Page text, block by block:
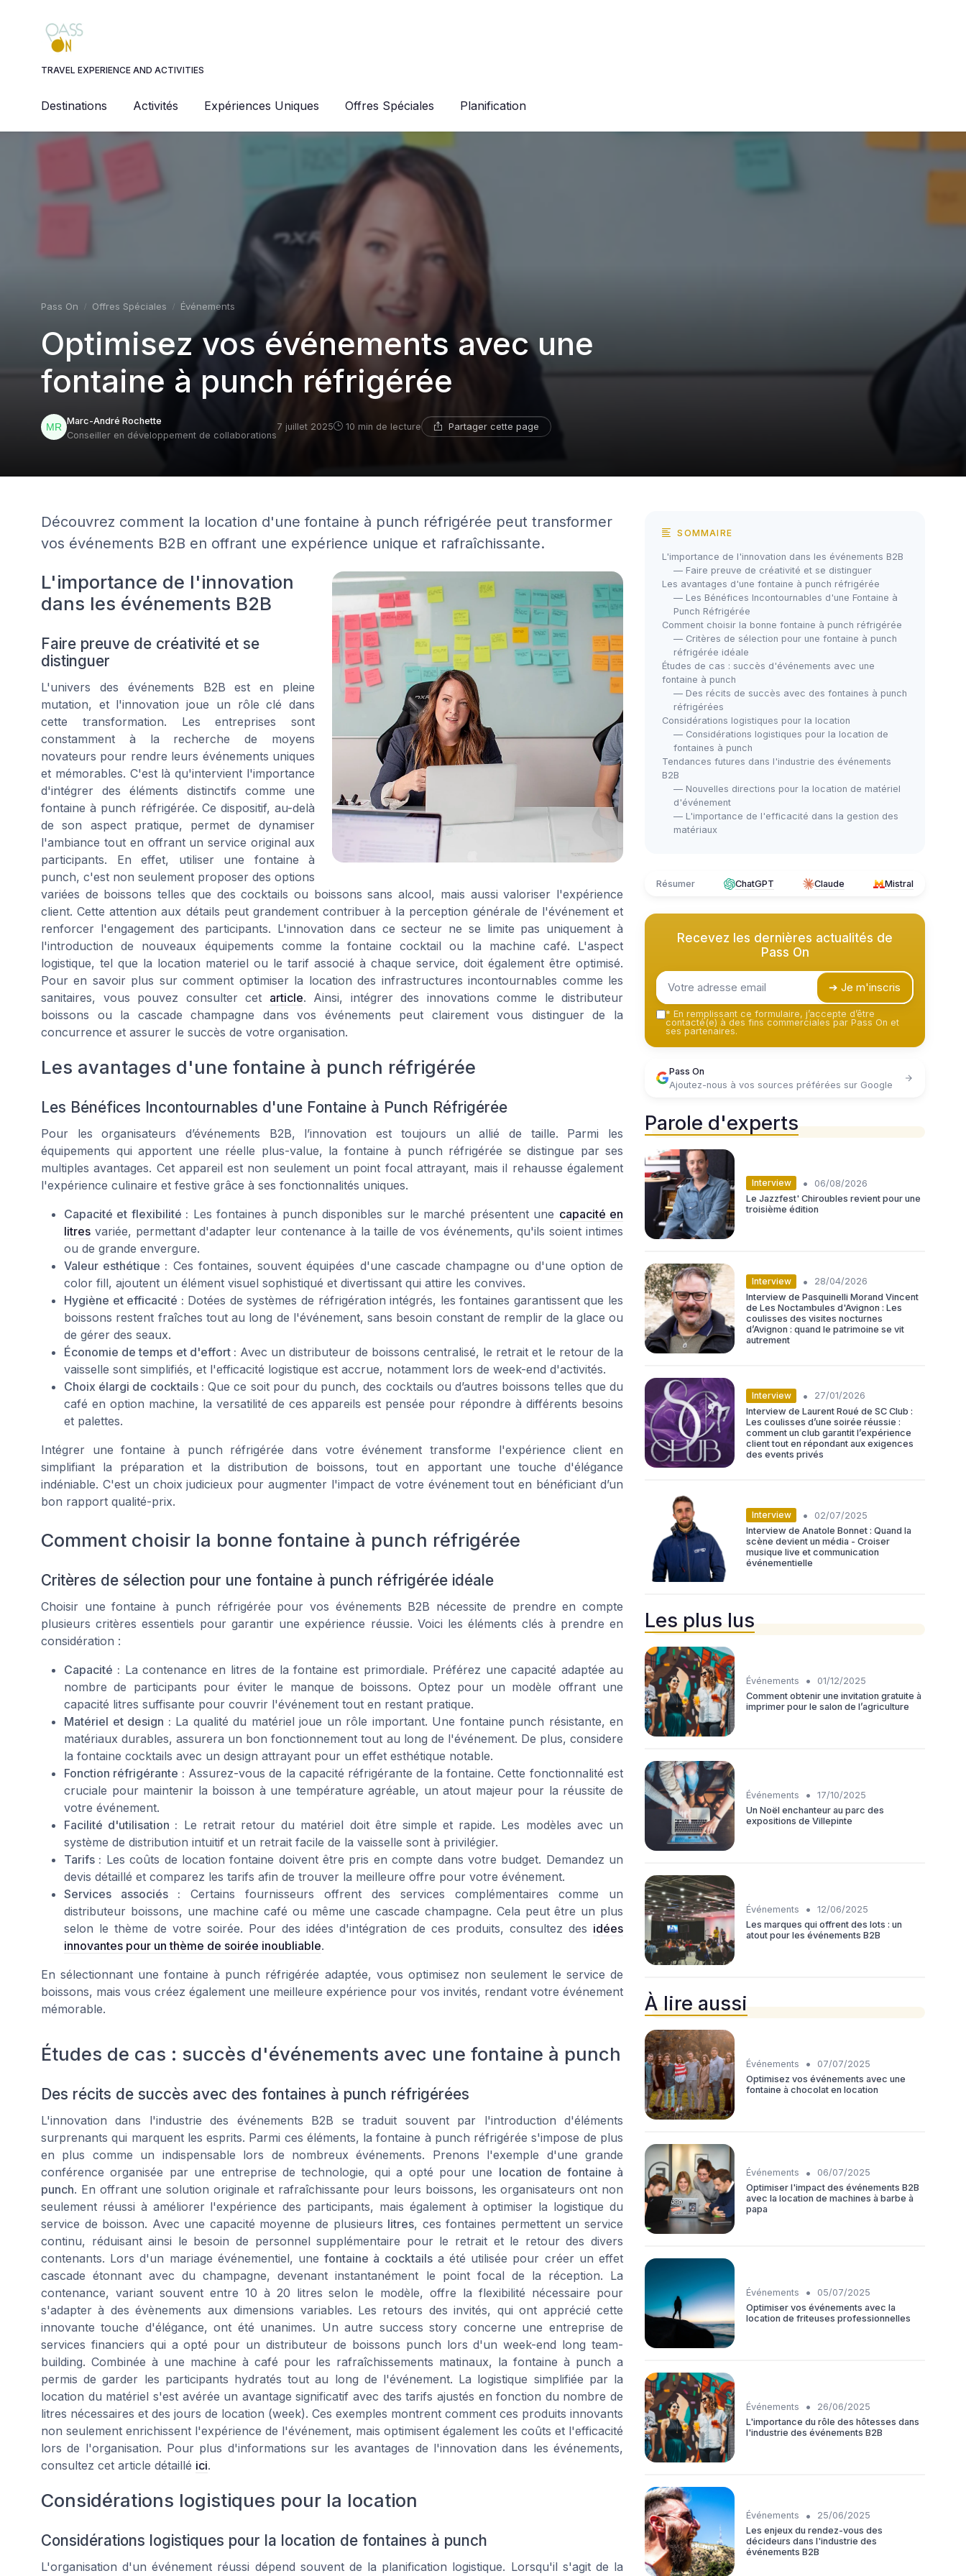
TRAVEL EXPERIENCE AND ACTIVITIES
Destinations Activités Expériences Uniques Offres Spéciales Planification
Pass On Offres Spéciales Événements
Optimisez vos événements avec une
fontaine à punch réfrigérée
Marc-André Rochette
Conseiller en développement de collaborations
7 juillet 2025 10 min de lecture Partager cette page
Découvrez comment la location d'une fontaine à punch réfrigérée peut transformer
vos événements B2B en offrant une expérience unique et rafraîchissante.
L'importance de l'innovation
dans les événements B2B
Faire preuve de créativité et se
distinguer
L'univers des événements B2B est en pleine
mutation, et l'innovation joue un rôle clé dans
cette transformation. Les entreprises sont
constamment à la recherche de moyens
novateurs pour rendre leurs événements uniques
et mémorables. C'est là qu'intervient l'importance
d'intégrer des éléments distinctifs comme une
fontaine à punch réfrigérée. Ce dispositif, au-delà
de son aspect pratique, permet de dynamiser
l'ambiance tout en offrant un service original aux
participants. En effet, utiliser une fontaine à
punch, c'est non seulement proposer des options
variées de boissons telles que des cocktails ou boissons sans alcool, mais aussi valoriser l'expérience
client. Cette attention aux détails peut grandement contribuer à la perception générale de l'événement et
renforcer l'engagement des participants. L'innovation dans ce secteur ne se limite pas uniquement à
l'introduction de nouveaux équipements comme la fontaine cocktail ou la machine café. L'aspect
logistique, tel que la location materiel ou le tarif associé à chaque service, doit également être optimisé.
Pour en savoir plus sur comment optimiser la location des infrastructures incontournables comme les
sanitaires, vous pouvez consulter cet article. Ainsi, intégrer des innovations comme le distributeur
boissons ou la cascade champagne dans vos événements peut clairement vous distinguer de la
concurrence et assurer le succès de votre organisation.
Les avantages d'une fontaine à punch réfrigérée
Les Bénéfices Incontournables d'une Fontaine à Punch Réfrigérée
Pour les organisateurs d’événements B2B, l’innovation est toujours un allié de taille. Parmi les
équipements qui apportent une réelle plus-value, la fontaine à punch réfrigérée se distingue par ses
multiples avantages. Cet appareil est non seulement un point focal attrayant, mais il rehausse également
l'expérience culinaire et festive grâce à ses fonctionnalités uniques.
Capacité et flexibilité : Les fontaines à punch disponibles sur le marché présentent une capacité en
litres variée, permettant d'adapter leur contenance à la taille de vos événements, qu'ils soient intimes
ou de grande envergure.
Valeur esthétique : Ces fontaines, souvent équipées d'une cascade champagne ou d'une option de
color fill, ajoutent un élément visuel sophistiqué et divertissant qui attire les convives.
Hygiène et efficacité : Dotées de systèmes de réfrigération intégrés, les fontaines garantissent que les
boissons restent fraîches tout au long de l'événement, sans besoin constant de remplir de la glace ou
de gérer des seaux.
Économie de temps et d'effort : Avec un distributeur de boissons centralisé, le retrait et le retour de la
vaisselle sont simplifiés, et l'efficacité logistique est accrue, notamment lors de week-end d'activités.
Choix élargi de cocktails : Que ce soit pour du punch, des cocktails ou d’autres boissons telles que du
café en option machine, la versatilité de ces appareils est pensée pour répondre à différents besoins
et palettes.
Intégrer une fontaine à punch réfrigérée dans votre événement transforme l'expérience client en
simplifiant la préparation et la distribution de boissons, tout en apportant une touche d'élégance
indéniable. C'est un choix judicieux pour augmenter l'impact de votre événement tout en bénéficiant d’un
bon rapport qualité-prix.
Comment choisir la bonne fontaine à punch réfrigérée
Critères de sélection pour une fontaine à punch réfrigérée idéale
Choisir une fontaine à punch réfrigérée pour vos événements B2B nécessite de prendre en compte
plusieurs critères essentiels pour garantir une expérience réussie. Voici les éléments clés à prendre en
considération :
Capacité : La contenance en litres de la fontaine est primordiale. Préférez une capacité adaptée au
nombre de participants pour éviter le manque de boissons. Optez pour un modèle offrant une
capacité litres suffisante pour couvrir l'événement tout en restant pratique.
Matériel et design : La qualité du matériel joue un rôle important. Une fontaine punch résistante, en
matériaux durables, assurera un bon fonctionnement tout au long de l'événement. De plus, considere
la fontaine cocktails avec un design attrayant pour un effet esthétique notable.
Fonction réfrigérante : Assurez-vous de la capacité réfrigérante de la fontaine. Cette fonctionnalité est
cruciale pour maintenir la boisson à une température agréable, un atout majeur pour la réussite de
votre événement.
Facilité d'utilisation : Le retrait retour du matériel doit être simple et rapide. Les modèles avec un
système de distribution intuitif et un retrait facile de la vaisselle sont à privilégier.
Tarifs : Les coûts de location fontaine doivent être pris en compte dans votre budget. Demandez un
devis détaillé et comparez les tarifs afin de trouver la meilleure offre pour votre événement.
Services associés : Certains fournisseurs offrent des services complémentaires comme un
distributeur boissons, une machine café ou même une cascade champagne. Cela peut être un plus
selon le thème de votre soirée. Pour des idées d'intégration de ces produits, consultez des idées
innovantes pour un thème de soirée inoubliable.
En sélectionnant une fontaine à punch réfrigérée adaptée, vous optimisez non seulement le service de
boissons, mais vous créez également une meilleure expérience pour vos invités, rendant votre événement
mémorable.
Études de cas : succès d'événements avec une fontaine à punch
Des récits de succès avec des fontaines à punch réfrigérées
L'innovation dans l'industrie des événements B2B se traduit souvent par l'introduction d'éléments
surprenants qui marquent les esprits. Parmi ces éléments, la fontaine à punch réfrigérée s'impose de plus
en plus comme un indispensable lors de nombreux événements. Prenons l'exemple d'une grande
conférence organisée par une entreprise de technologie, qui a opté pour une location de fontaine à
punch. En offrant une solution originale et rafraîchissante pour leurs boissons, les organisateurs ont non
seulement réussi à améliorer l'expérience des participants, mais également à optimiser la logistique du
service de boisson. Avec une capacité moyenne de plusieurs litres, ces fontaines permettent un service
continu, réduisant ainsi le besoin de personnel supplémentaire pour le retrait et le retour des divers
contenants. Lors d'un mariage événementiel, unefontaine à cocktailsa été utilisée pour créer un effet
cascade étonnant avec du champagne, devenant instantanément le point focal de la réception. La
contenance, variant souvent entre 10 à 20 litres selon le modèle, offre la flexibilité nécessaire pour
s'adapter à des évènements aux dimensions variables. Les retours des invités, qui ont apprécié cette
innovante touche d'élégance, ont été unanimes. Un autre success story concerne une entreprise de
services financiers qui a opté pour un distributeur de boissons punch lors d'un week-end long team-
building. Combinée à une machine à café pour les rafraîchissements matinaux, la fontaine à punch a
permis de garder les participants hydratés tout au long de l'événement. La logistique simplifiée par la
location du matériel s'est avérée un avantage significatif avec des tarifs ajustés en fonction du nombre de
litres nécessaires et des jours de location (week). Ces exemples montrent comment ces produits innovants
non seulement enrichissent l'expérience de l'événement, mais optimisent également les coûts et l'efficacité
lors de l'organisation. Pour plus d'informations sur les avantages de l'innovation dans les événements,
consultez cet article détaillé ici.
Considérations logistiques pour la location
Considérations logistiques pour la location de fontaines à punch
L'organisation d'un événement réussi dépend souvent de la planification logistique. Lorsqu'il s'agit de la
SOMMAIRE
L'importance de l'innovation dans les événements B2B
— Faire preuve de créativité et se distinguer
Les avantages d'une fontaine à punch réfrigérée
— Les Bénéfices Incontournables d'une Fontaine à
Punch Réfrigérée
Comment choisir la bonne fontaine à punch réfrigérée
— Critères de sélection pour une fontaine à punch
réfrigérée idéale
Études de cas : succès d'événements avec une
fontaine à punch
— Des récits de succès avec des fontaines à punch
réfrigérées
Considérations logistiques pour la location
— Considérations logistiques pour la location de
fontaines à punch
Tendances futures dans l'industrie des événements
B2B
— Nouvelles directions pour la location de matériel
d'événement
— L'importance de l'efficacité dans la gestion des
matériaux
Résumer ChatGPT Claude Mistral
Recevez les dernières actualités de
Pass On
➔ Je m'inscris
* En remplissant ce formulaire, j’accepte d’être
contacté(e) à des fins commerciales par Pass On et
ses partenaires.
Pass On
Ajoutez-nous à vos sources préférées sur Google
Parole d'experts
Interview •
06/08/2026
Le Jazzfest' Chiroubles revient pour une
troisième édition
Interview •
28/04/2026
Interview de Pasquinelli Morand Vincent
de Les Noctambules d'Avignon : Les
coulisses des visites nocturnes
d’Avignon : quand le patrimoine se vit
autrement
Interview •
27/01/2026
Interview de Laurent Roué de SC Club :
Les coulisses d’une soirée réussie :
comment un club garantit l’expérience
client tout en répondant aux exigences
des events privés
Interview •
02/07/2025
Interview de Anatole Bonnet : Quand la
scène devient un média - Croiser
musique live et communication
événementielle
Les plus lus
Événements •
01/12/2025
Comment obtenir une invitation gratuite à
imprimer pour le salon de l’agriculture
Événements •
17/10/2025
Un Noël enchanteur au parc des
expositions de Villepinte
Événements •
12/06/2025
Les marques qui offrent des lots : un
atout pour les événements B2B
À lire aussi
Événements •
07/07/2025
Optimisez vos événements avec une
fontaine à chocolat en location
Événements •
06/07/2025
Optimiser l'impact des événements B2B
avec la location de machines à barbe à
papa
Événements •
05/07/2025
Optimiser vos événements avec la
location de friteuses professionnelles
Événements •
26/06/2025
L'importance du rôle des hôtesses dans
l'industrie des événements B2B
Événements •
25/06/2025
Les enjeux du rendez-vous des
décideurs dans l'industrie des
événements B2B